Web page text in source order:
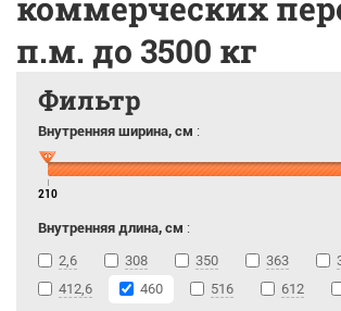
п.м. до 3500 кг
Фильтр
Внутренняя ширина, см :
210
Внутренняя длина, см :
2,6
308 350 363
412,6
460 516 612